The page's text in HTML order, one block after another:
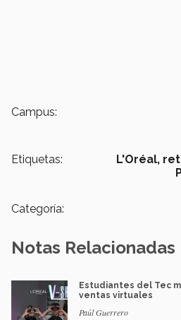
Campus:
Etiquetas: L'Oréal,
Categoría:
Notas Relacionadas
Estudiantes del Tec
ventas virtuales
Paúl Guerrero